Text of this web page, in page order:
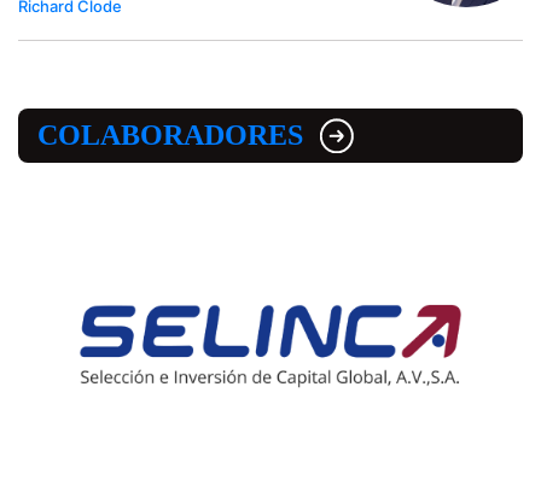
Richard Clode
COLABORADORES